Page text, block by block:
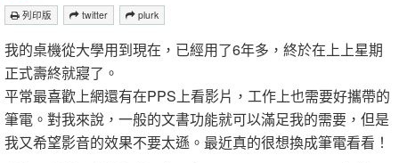
列印版 twitter plurk
我的桌機從大學用到現在，已經用了6年多，終於在上上星期
正式壽終就寢了。
平常最喜歡上網還有在PPS上看影片，工作上也需要好攜帶的
筆電。對我來說，一般的文書功能就可以滿足我的需要，但是
我又希望影音的效果不要太遜。最近真的很想換成筆電看看！